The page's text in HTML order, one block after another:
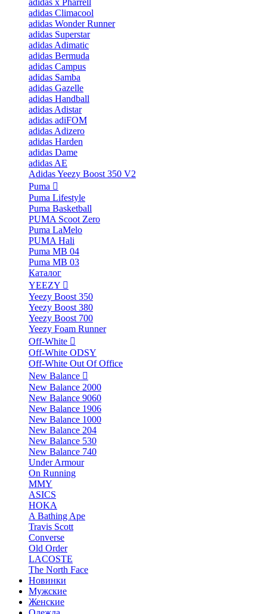
adidas x Pharrell
adidas Climacool
adidas Wonder Runner
adidas Superstar
adidas Adimatic
adidas Bermuda
adidas Campus
adidas Samba
adidas Gazelle
adidas Handball
adidas Adistar
adidas adiFOM
adidas Adizero
adidas Harden
adidas Dame
adidas AE
Adidas Yeezy Boost 350 V2
Puma
Puma Lifestyle
Puma Basketball
PUMA Scoot Zero
Puma LaMelo
PUMA Hali
Puma MB 04
Puma MB 03
Каталог
YEEZY
Yeezy Boost 350
Yeezy Boost 380
Yeezy Boost 700
Yeezy Foam Runner
Off-White
Off-White ODSY
Off-White Out Of Office
New Balance
New Balance 2000
New Balance 9060
New Balance 1906
New Balance 1000
New Balance 204
New Balance 530
New Balance 740
Under Armour
On Running
MMY
ASICS
HOKA
A Bathing Ape
Travis Scott
Converse
Old Order
LACOSTE
The North Face
Новинки
Мужские
Женские